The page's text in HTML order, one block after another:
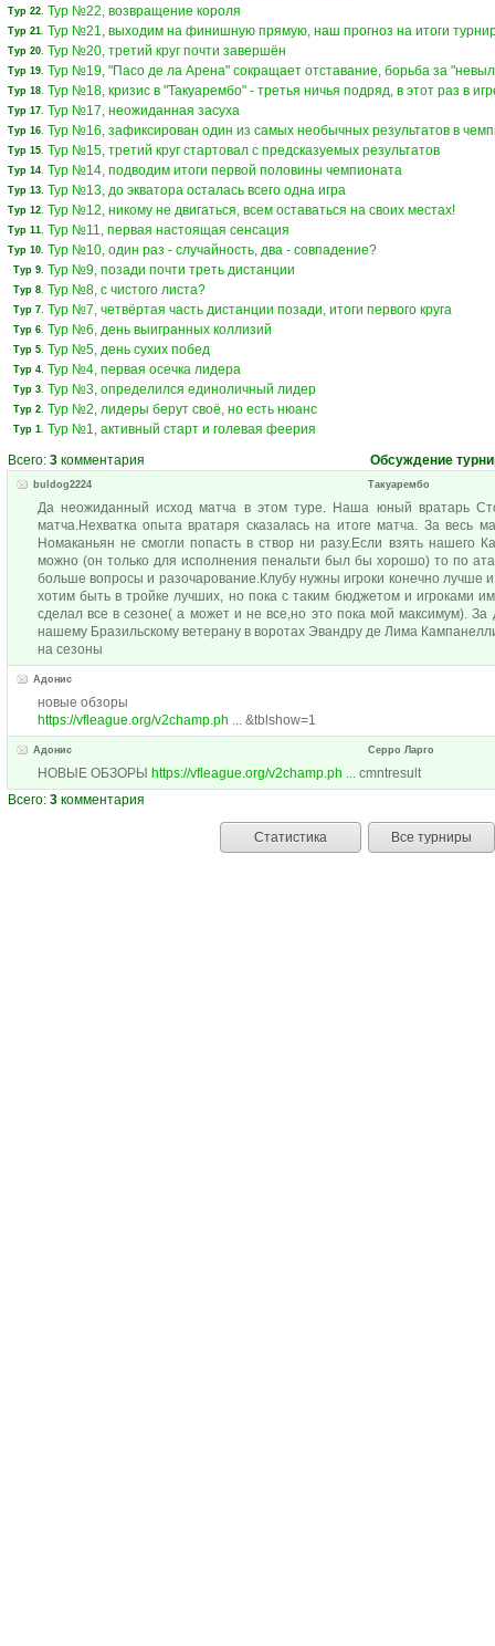
Тур 22. Тур №22, возвращение короля
Тур 21. Тур №21, выходим на финишную прямую, наш прогноз на итоги
Тур 20. Тур №20, третий круг почти завершён
Тур 19. Тур №19, "Пасо де ла Арена" сокращает отставание, борьба за
Тур 18. Тур №18, кризис в "Такуарембо" - третья ничья подряд, в этот раз в
Тур 17. Тур №17, неожиданная засуха
Тур 16. Тур №16, зафиксирован один из самых необычных результатов в
Тур 15. Тур №15, третий круг стартовал с предсказуемых результатов
Тур 14. Тур №14, подводим итоги первой половины чемпионата
Тур 13. Тур №13, до экватора осталась всего одна игра
Тур 12. Тур №12, никому не двигаться, всем оставаться на своих местах!
Тур 11. Тур №11, первая настоящая сенсация
Тур 10. Тур №10, один раз - случайность, два - совпадение?
Тур 9. Тур №9, позади почти треть дистанции
Тур 8. Тур №8, с чистого листа?
Тур 7. Тур №7, четвёртая часть дистанции позади, итоги первого круга
Тур 6. Тур №6, день выигранных коллизий
Тур 5. Тур №5, день сухих побед
Тур 4. Тур №4, первая осечка лидера
Тур 3. Тур №3, определился единоличный лидер
Тур 2. Тур №2, лидеры берут своё, но есть нюанс
Тур 1. Тур №1, активный старт и голевая феерия
Всего: 3 комментария Обсуждение
buldog2224 Такуарембо
Да неожиданный исход матча в этом туре. Наша юный вратарь
матча.Нехватка опыта вратаря сказалась на итоге матча. За
Номаканьян не смогли попасть в створ ни разу.Если взять нашего
можно (он только для исполнения пенальти был бы хорошо) то по
больше вопросы и разочарование.Клубу нужны игроки конечно
хотим быть в тройке лучших, но пока с таким бюджетом и игроками
сделал все в сезоне( а может и не все,но это пока мой максимум).
нашему Бразильскому ветерану в воротах Эвандру де Лима
на сезоны
Адонис
новые обзоры
https://vfleague.org/v2champ.ph ... &tblshow=1
Адонис Серро Ларго
НОВЫЕ ОБЗОРЫ https://vfleague.org/v2champ.ph ... cmntresult
Всего: 3 комментария
Статистика Все турниры